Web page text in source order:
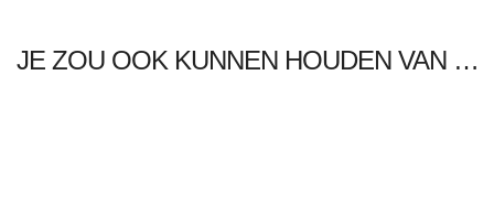
JE ZOU OOK KUNNEN HOUDEN VAN …